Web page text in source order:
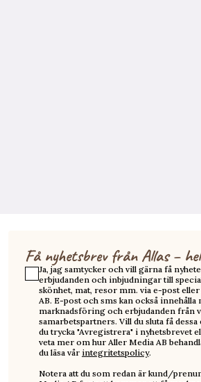
Få nyhetsbrev från Allas –
Ja, jag samtycker och vill gärna få
erbjudanden och inbjudningar till
skönhet, mat, resor mm. via e-post
AB. E-post och sms kan också innehålla
marknadsföring och erbjudanden från
samarbetspartners. Vill du sluta få
du trycka "Avregistrera" i nyhetsbrevet
veta mer om hur Aller Media AB
du läsa vår integritetspolicy.
Notera att du som redan är kund/